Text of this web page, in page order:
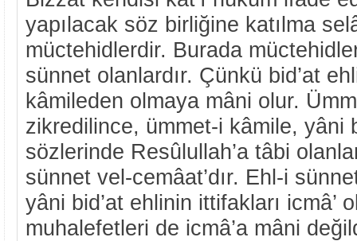
yapılacak söz birliğine katılma
müctehidlerdir. Burada
sünnet olanlardır. Çünkü bid’at
kâmileden olmaya mâni olur.
zikredilince, ümmet-i kâmile, yâni
sözlerinde Resûlullah’a tâbi
sünnet vel-cemâat’dır. Ehl-i
yâni bid’at ehlinin ittifakları icmâ’
muhalefetleri de icmâ’a mâni